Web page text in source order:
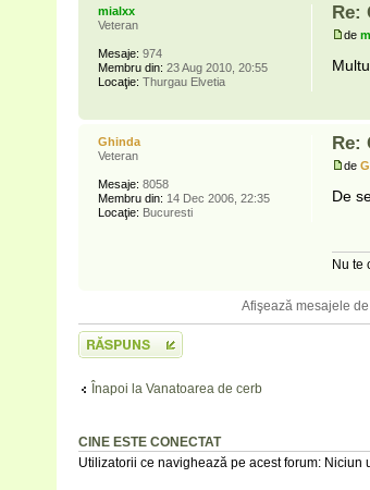
Re:
de
mialxx
Veteran
Mesaje: 974
Membru din: 23 Aug 2010, 20:55
Locaţie: Thurgau Elvetia
Re:
de
De
Nu te
Ghinda
Veteran
Mesaje: 8058
Membru din: 14 Dec 2006, 22:35
Locaţie: Bucuresti
Afişează mesajele
Scrie un răspuns
Înapoi la Vanatoarea de cerb
CINE ESTE CONECTAT
Utilizatorii ce navighează pe acest forum: Niciun